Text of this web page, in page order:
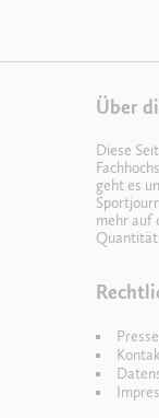
Über
Diese
geht es
mehr auf